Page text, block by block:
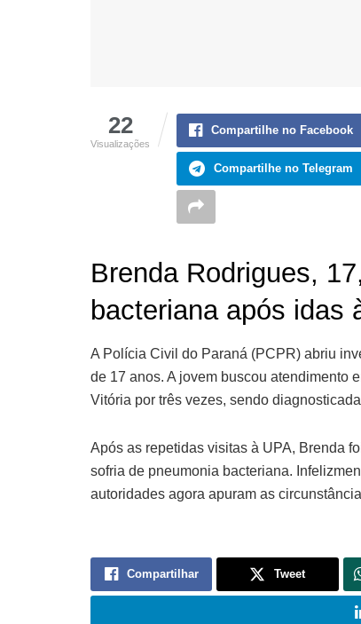
22
Visualizações
Compartilhe no Facebook
Compartilhe no Telegram
Brenda Rodrigues,
bacteriana após idas
A Polícia Civil do Paraná (PCPR) abriu
de 17 anos. A jovem buscou atendimento
Vitória por três vezes, sendo
Após as repetidas visitas à UPA, Brenda
sofria de pneumonia bacteriana.
autoridades agora apuram as
Compartilhar Tweet